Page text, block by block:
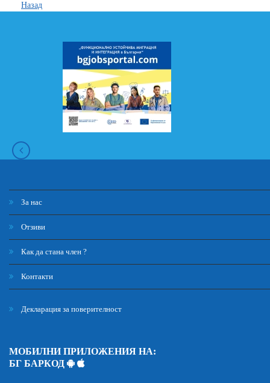
Назад
За нас
Отзиви
Как да стана член ?
Контакти
Декларация за поверителност
МОБИЛНИ ПРИЛОЖЕНИЯ НА:
БГ БАРКОД